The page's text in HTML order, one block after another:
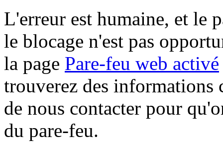
L'erreur est humaine, et le
le blocage n'est pas
la page Pare-feu web activé
trouverez des informations
de nous contacter pour
du pare-feu.